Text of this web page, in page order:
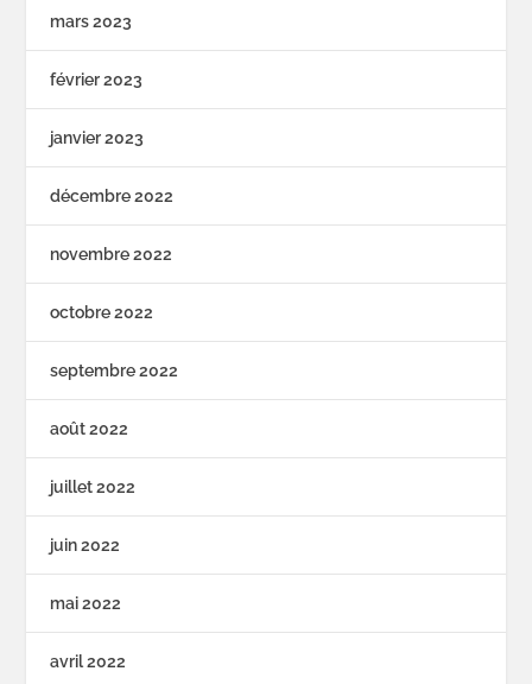
mars 2023
février 2023
janvier 2023
décembre 2022
novembre 2022
octobre 2022
septembre 2022
août 2022
juillet 2022
juin 2022
mai 2022
avril 2022